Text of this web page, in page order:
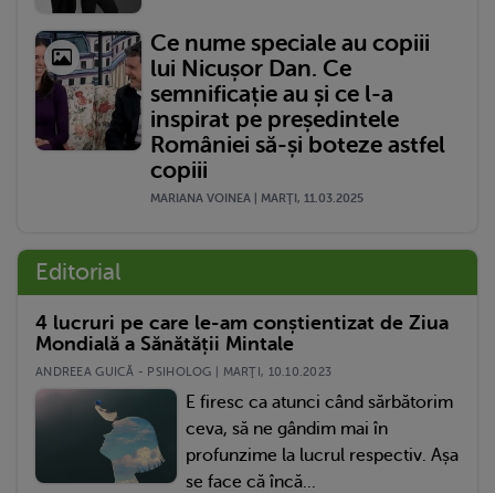
Ce nume speciale au copiii
lui Nicușor Dan. Ce
semnificație au și ce l-a
inspirat pe președintele
României să-și boteze astfel
copiii
MARIANA VOINEA | MARŢI, 11.03.2025
Editorial
4 lucruri pe care le-am conștientizat de Ziua
Mondială a Sănătății Mintale
ANDREEA GUICĂ - PSIHOLOG | MARŢI, 10.10.2023
E firesc ca atunci când sărbătorim
ceva, să ne gândim mai în
profunzime la lucrul respectiv. Așa
se face că încă...